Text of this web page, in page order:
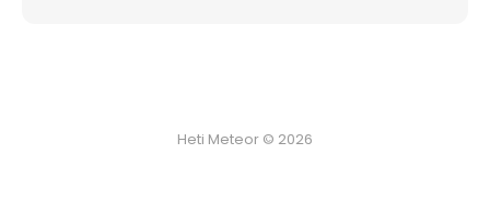
Heti Meteor © 2026